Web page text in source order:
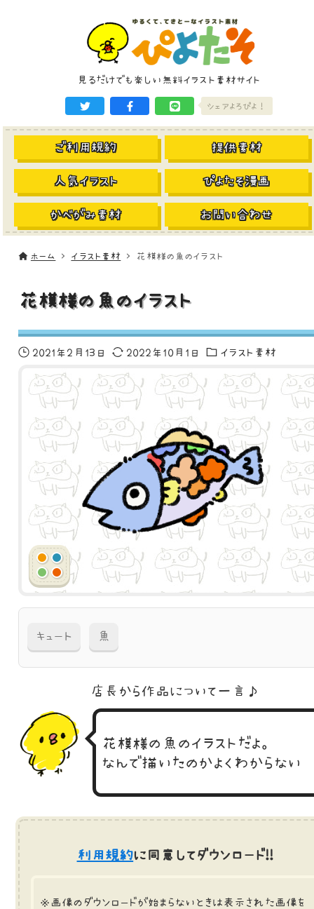
見るだけでも楽しい無料イラスト素材サイト
シェアよろぴよ！
ご利用規約 提供素材
人気イラスト ぴよたそ漫画
かべがみ素材 お問い合わせ
ホーム イラスト素材 花模様の魚のイラスト
花模様の魚のイラスト
2021年2月13日 2022年10月1日 イラスト素材
キュート 魚
店長から作品に ついて一言♪
花模様の魚のイラストだよ。
なんで描いたのかよくわからない
利用規約に同意してダウンロード!!
※画像のダウンロードが始まらないときは表示された画像を